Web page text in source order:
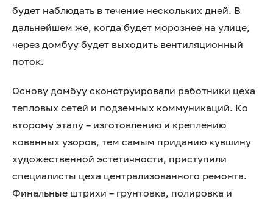
будет наблюдать в течение нескольких дней. В
дальнейшем же, когда будет морознее на улице,
через домбуу будет выходить вентиляционный
поток.
Основу домбуу сконструировали работники цеха
тепловых сетей и подземных коммуникаций. Ко
второму этапу – изготовлению и креплению
кованных узоров, тем самым приданию кувшину
художественной эстетичности, приступили
специалисты цеха централизованного ремонта.
Финальные штрихи – грунтовка, полировка и